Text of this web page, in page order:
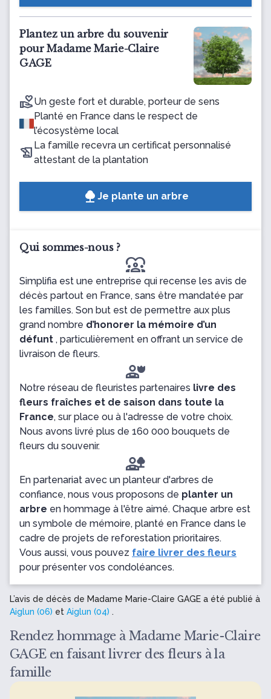
Plantez un arbre du souvenir
pour Madame Marie-Claire
GAGE
Un geste fort et durable, porteur de sens
Planté en France dans le respect de
l’écosystème local
La famille recevra un certificat personnalisé
attestant de la plantation
Je plante un arbre
Qui sommes-nous ?
diversity_1
Simplifia est une entreprise qui recense les avis de
décès partout en France, sans être mandatée par
les familles. Son but est de permettre aux plus
grand nombre d’honorer la mémoire d’un
défunt , particulièrement en offrant un service de
livraison de fleurs.
Notre réseau de fleuristes partenaires livre des
fleurs fraîches et de saison dans toute la
France, sur place ou à l'adresse de votre choix.
Nous avons livré plus de 160 000 bouquets de
fleurs du souvenir.
En partenariat avec un planteur d'arbres de
confiance, nous vous proposons de planter un
arbre en hommage à l'être aimé. Chaque arbre est
un symbole de mémoire, planté en France dans le
cadre de projets de reforestation prioritaires.
Vous aussi, vous pouvez faire livrer des fleurs
pour présenter vos condoléances.
L’avis de décès de Madame Marie-Claire GAGE a été publié à
Aiglun (06) et Aiglun (04) .
Rendez hommage à Madame Marie-Claire
GAGE en faisant livrer des fleurs à la
famille